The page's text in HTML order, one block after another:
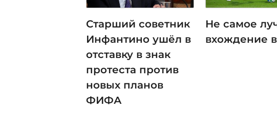
Старший советник
Инфантино ушёл в
отставку в знак
протеста против
новых планов
ФИФА
Не самое
вхождение